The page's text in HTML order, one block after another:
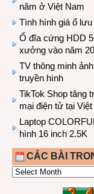
năm ở Việt Nam
Tình hình giá ổ
Ổ đĩa cứng HDD
xưởng vào năm
TV thông minh
truyền hình
TikTok Shop tăng
mại điện tử tại
Laptop
hình 16 inch 2.5K
CÁC BÀI
CÁC